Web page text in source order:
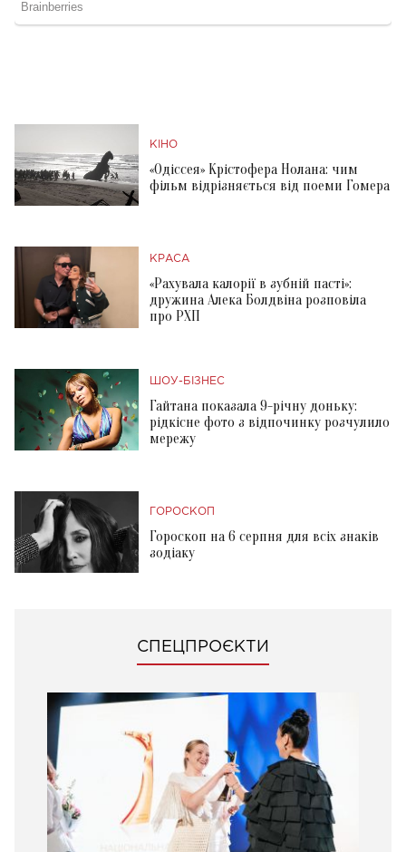
КІНО
«Одіссея» Крістофера Нолана: чим
фільм відрізняється від поеми Гомера
КРАСА
«Рахувала калорії в зубній пасті»:
дружина Алека Болдвіна розповіла
про РХП
ШОУ-БІЗНЕС
Гайтана показала 9-річну доньку:
рідкісне фото з відпочинку розчулило
мережу
ГОРОСКОП
Гороскоп на 6 серпня для всіх знаків
зодіаку
СПЕЦПРОЄКТИ